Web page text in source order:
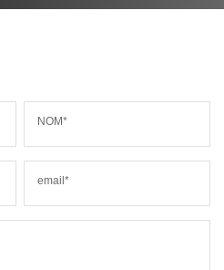
NOM*
email*